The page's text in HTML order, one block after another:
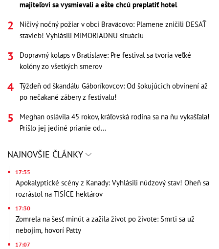
majiteľovi sa vysmievali a ešte chcú preplatiť hotel
Ničivý nočný požiar v obci Braväcovo: Plamene zničili DESAŤ
stavieb! Vyhlásili MIMORIADNU situáciu
Dopravný kolaps v Bratislave: Pre festival sa tvoria veľké
kolóny zo všetkých smerov
Týždeň od škandálu Gáboríkovcov: Od šokujúcich obvinení až
po nečakané zábery z festivalu!
Meghan oslávila 45 rokov, kráľovská rodina sa na ňu vykašľala!
Prišlo jej jediné prianie od...
NAJNOVŠIE ČLÁNKY
17:35
Apokalyptické scény z Kanady: Vyhlásili núdzový stav! Oheň sa
rozrástol na TISÍCE hektárov
17:30
Zomrela na šesť minút a zažila život po živote: Smrti sa už
nebojím, hovorí Patty
17:07